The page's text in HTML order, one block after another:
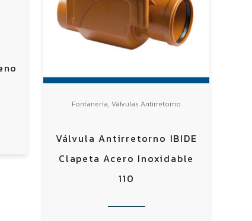
Fontanería,Válvulas Antirretorno
Válvula Antirretorno IBIDE
Clapeta Acero Inoxidable
110